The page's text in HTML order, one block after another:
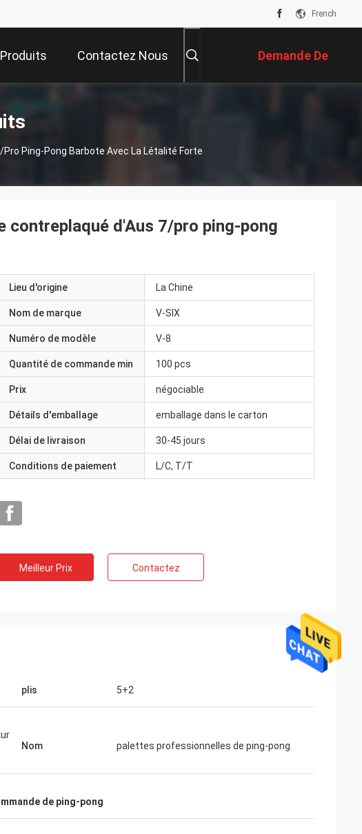
French
Produits Contactez Nous Demande De
Soumission
pro Ping-Pong Barbote Avec La Létalité Forte
contreplaqué d'Aus 7/pro ping-pong
Lieu d'origine La Chine
Nom de marque V-SIX
Numéro de modèle V-8
Quantité de commande min 100 pcs
Prix négociable
Détails d'emballage emballage dans le carton
Délai de livraison 30-45 jours
Conditions de paiement L/C, T/T
Meilleur Prix Contactez
plis 5+2
Nom palettes professionnelles de ping-pong
de ping-pong